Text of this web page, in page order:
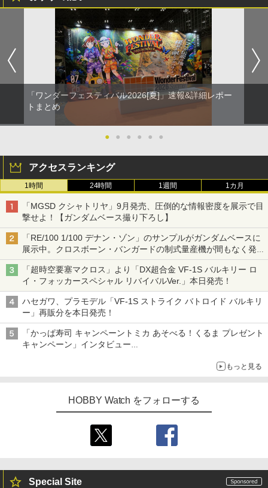
「ワンダーフェスティバル2026[夏]」速報&詳細レポー
トまとめ
● ● ● ● ● ●
アクセスランキング
1時間 24時間 1週間 1カ月
「MGSD クシャトリヤ」9月発売、圧倒的な情報密度を展示で目
撃せよ！【ガンダムベース撮り下ろし】
「RE/100 1/100 デナン・ゾン」のサンプルがガンダムベースに
展示中。クロスボーン・バンガードの制式量産機が間もなく発送
【ガンダムベース撮り下ろし】
「超時空要塞マクロス」より「DX超合金 VF-1S バルキリー ロ
イ・フォッカースペシャル リバイバルVer.」本日発売！
ハセガワ、プラモデル「VF-1S ストライク バトロイド バルキリ
ー」再販分を本日発売！
「かっぱ寿司 キャンペーントミカ あそべる！くるま プレゼント
キャンペーン」インタビュー
もっと見る
HOBBY Watch をフォローする
Special Site